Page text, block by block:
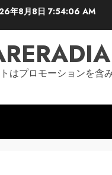
年8月8日7:54:07 AM
はプロモーションを含